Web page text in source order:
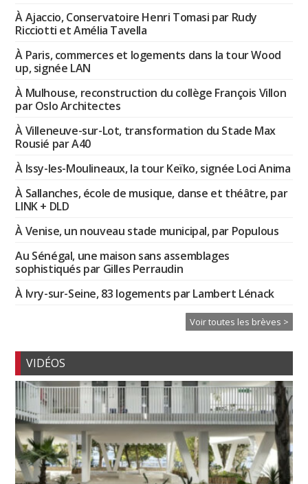
À Ajaccio, Conservatoire Henri Tomasi par Rudy
Ricciotti et Amélia Tavella
À Paris, commerces et logements dans la tour Wood
up, signée LAN
À Mulhouse, reconstruction du collège François Villon
par Oslo Architectes
À Villeneuve-sur-Lot, transformation du Stade Max
Rousié par A40
À Issy-les-Moulineaux, la tour Keïko, signée Loci Anima
À Sallanches, école de musique, danse et théâtre, par
LINK + DLD
À Venise, un nouveau stade municipal, par Populous
Au Sénégal, une maison sans assemblages
sophistiqués par Gilles Perraudin
À Ivry-sur-Seine, 83 logements par Lambert Lénack
Voir toutes les brèves >
VIDÉOS